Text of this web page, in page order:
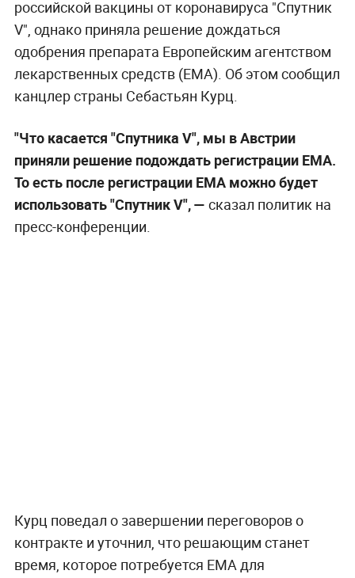
российской вакцины от коронавируса "Спутник
V", однако приняла решение дождаться
одобрения препарата Европейским агентством
лекарственных средств (EMA). Об этом сообщил
канцлер страны Себастьян Курц.
"Что касается "Спутника V", мы в Австрии
приняли решение подождать регистрации ЕМА.
То есть после регистрации ЕМА можно будет
использовать "Спутник V", — сказал политик на
пресс-конференции.
Курц поведал о завершении переговоров о
контракте и уточнил, что решающим станет
время, которое потребуется EMA для